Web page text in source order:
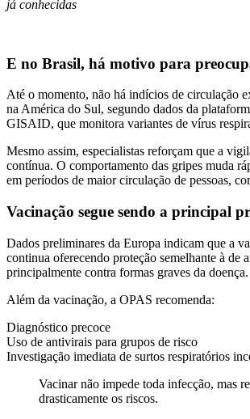
já conhecidas
E no Brasil, há motivo para
Até o momento, não há indícios de circulação
na América do Sul, segundo dados da
GISAID, que monitora variantes de vírus
Mesmo assim, especialistas reforçam que a
contínua. O comportamento das gripes muda
em períodos de maior circulação de pessoas,
Vacinação segue sendo a principal
Dados preliminares da Europa indicam que a
continua oferecendo proteção semelhante à de
principalmente contra formas graves da doença.
Além da vacinação, a OPAS recomenda:
Diagnóstico precoce
Uso de antivirais para grupos de risco
Investigação imediata de surtos respiratórios
Vacinar não impede toda infecção, mas
drasticamente os riscos.